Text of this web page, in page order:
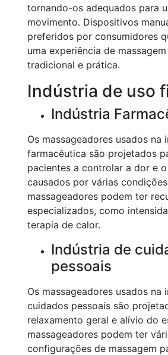
tornando-os adequados para
movimento. Dispositivos
preferidos por consumidores
uma experiência de
tradicional e prática.
Indústria de uso
Indústria
Os massageadores usados na
farmacêutica são projetados
pacientes a controlar a dor e
causados por várias
massageadores podem ter
especializados, como
terapia de calor.
Indústria de
pessoais
Os massageadores usados na
cuidados pessoais são
relaxamento geral e alívio do
massageadores podem ter
configurações de massagem